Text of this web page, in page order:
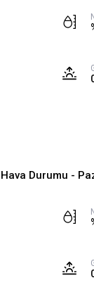
Durumu -